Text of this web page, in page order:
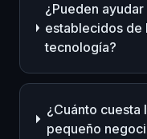
¿Pueden
establecidos de
tecnología?
¿Cuánto cuesta
pequeño